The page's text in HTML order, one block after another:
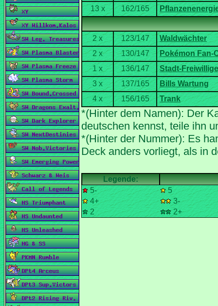
*(Hinter dem Namen): Der
*(Hinter der Nummer): Es
5-
5
4+
3-
2
2+